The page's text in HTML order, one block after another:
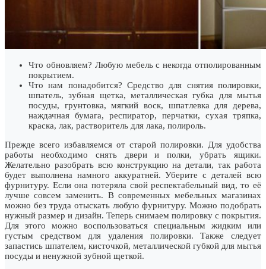
Что обновляем? Любую мебель с некогда отполированным
покрытием.
Что нам понадобится? Средство для снятия полировки,
шпатель, зубная щетка, металлическая губка для мытья
посуды, грунтовка, мягкий воск, шпатлевка для дерева,
наждачная бумага, респиратор, перчатки, сухая тряпка,
краска, лак, растворитель для лака, полироль.
Прежде всего избавляемся от старой полировки. Для удобства
работы необходимо снять двери и полки, убрать ящики.
Желательно разобрать всю конструкцию на детали, так работа
будет выполнена намного аккуратней. Уберите с деталей всю
фурнитуру. Если она потеряла свой респектабельный вид, то её
лучше совсем заменить. В современных мебельных магазинах
можно без труда отыскать любую фурнитуру. Можно подобрать
нужный размер и дизайн. Теперь снимаем полировку с покрытия.
Для этого можно воспользоваться специальным жидким или
густым средством для удаления полировки. Также следует
запастись шпателем, кисточкой, металлической губкой для мытья
посуды и ненужной зубной щеткой.